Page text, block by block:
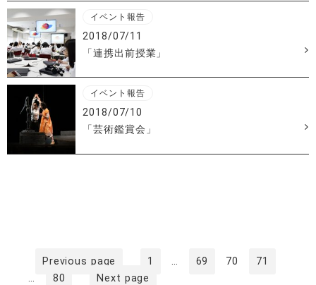
イベント報告
2018/07/11
「連携出前授業」
イベント報告
2018/07/10
「芸術鑑賞会」
Previous page Page
1 … Page
69 Page
70 Page
71
…
Page
80 Next page